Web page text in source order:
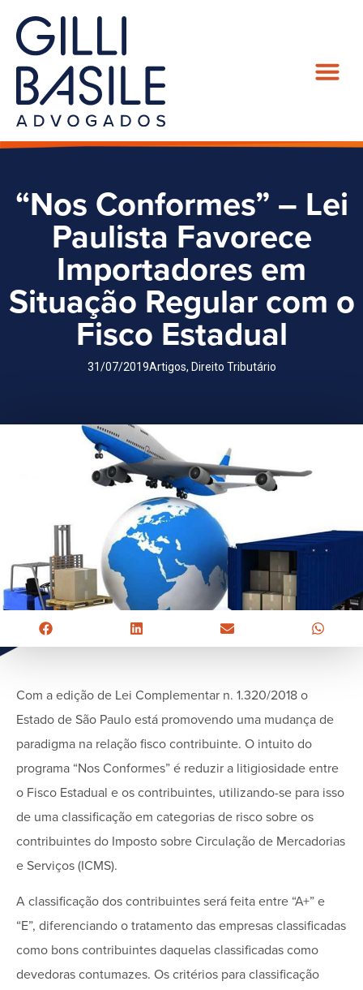
“Nos Conformes” – Lei
Paulista Favorece
Importadores em
Situação Regular com o
Fisco Estadual
31/07/2019Artigos, Direito Tributário
Com a edição de Lei Complementar n. 1.320/2018 o
Estado de São Paulo está promovendo uma mudança de
paradigma na relação fisco contribuinte. O intuito do
programa “Nos Conformes” é reduzir a litigiosidade entre
o Fisco Estadual e os contribuintes, utilizando-se para isso
de uma classificação em categorias de risco sobre os
contribuintes do Imposto sobre Circulação de Mercadorias
e Serviços (ICMS).
A classificação dos contribuintes será feita entre “A+” e
“E”, diferenciando o tratamento das empresas classificadas
como bons contribuintes daquelas classificadas como
devedoras contumazes. Os critérios para classificação